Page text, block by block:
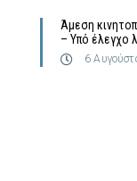
Άμεση
– Υπό έλεγχο
6